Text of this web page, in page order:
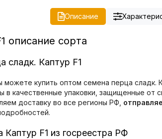
Описание
описание сорта
сладк. Каптур F1
можете купить оптом семена перца сладк.
в качественные упаковки, защищенные от
доставку во все регионы РФ,
Каптур F1 из госреестра РФ